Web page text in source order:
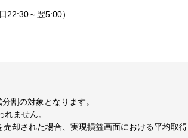
22:30～翌5:00）
割の対象となります。
ません。
却された場合、実現損益画面における平均取得